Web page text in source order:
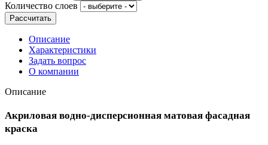
Количество слоев
Рассчитать
Описание
Характеристики
Задать вопрос
О компании
Описание
Акриловая водно-дисперсионная матовая фасадная
краска